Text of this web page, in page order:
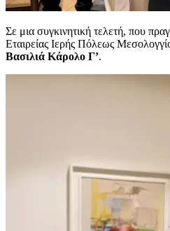
Σε μια συγκινητική τελετή, που
Εταιρείας Ιερής Πόλεως
Βασιλιά Κάρολο Γ’.